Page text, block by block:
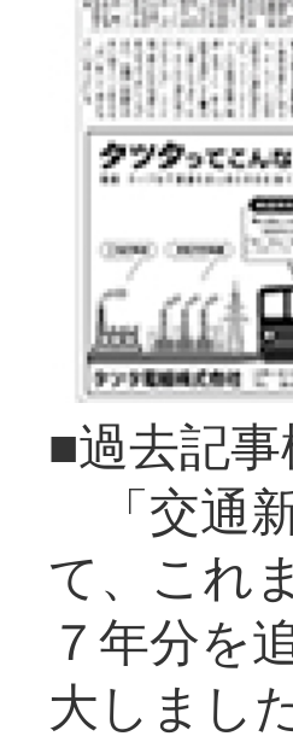
■過去記
「交通
て、これ
７年分を
大し